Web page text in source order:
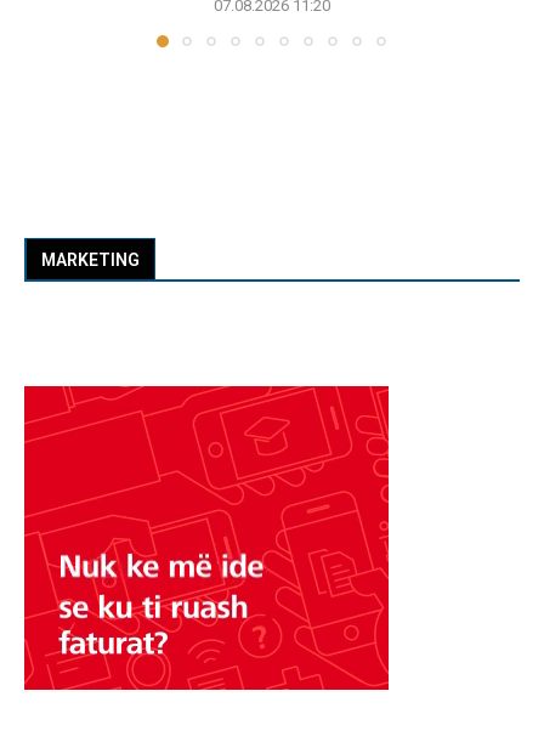
07.08.2026 11:20
MARKETING